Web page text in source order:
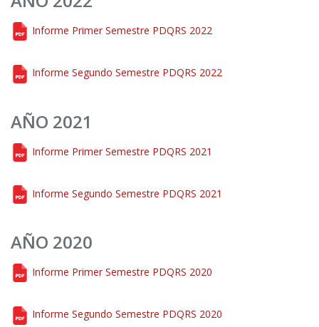
Informe Primer Semestre PDQRS 2022
Informe Segundo Semestre PDQRS 2022
AÑO 2021
Informe Primer Semestre PDQRS 2021
Informe Segundo Semestre PDQRS 2021
AÑO 2020
Informe Primer Semestre PDQRS 2020
Informe Segundo Semestre PDQRS 2020